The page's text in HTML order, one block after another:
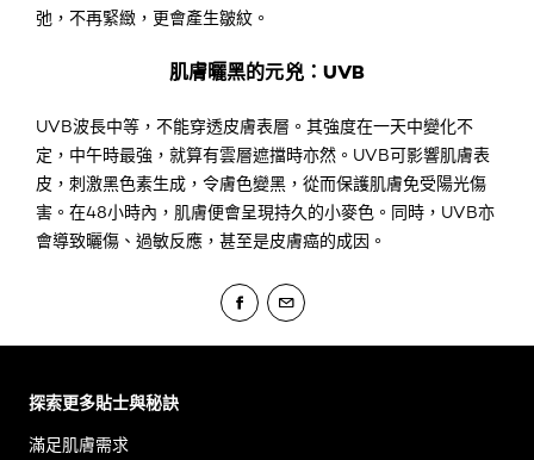
弛，不再緊緻，更會產生皺紋。
肌膚曬黑的元兇：UVB
UVB波長中等，不能穿透皮膚表層。其強度在一天中變化不
定，中午時最強，就算有雲層遮擋時亦然。UVB可影響肌膚表
皮，刺激黑色素生成，令膚色變黑，從而保護肌膚免受陽光傷
害。在48小時內，肌膚便會呈現持久的小麥色。同時，UVB亦
會導致曬傷、過敏反應，甚至是皮膚癌的成因。
探索更多貼士與秘訣
滿足肌膚需求